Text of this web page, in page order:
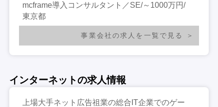
mcframe導入コンサルタント／SE/～1000万円/
東京都
事業会社の求人を一覧で見る
インターネットの求人情報
上場大手ネット広告祖業の総合IT企業でのゲー